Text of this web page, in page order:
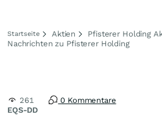
Startseite Aktien
Pfisterer Holding
Nachrichten zu Pfisterer Holding
EQS-DD
261 0 Kommentare